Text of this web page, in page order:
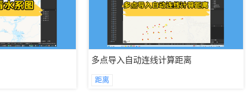
多点导入自动连线计算距离
距离